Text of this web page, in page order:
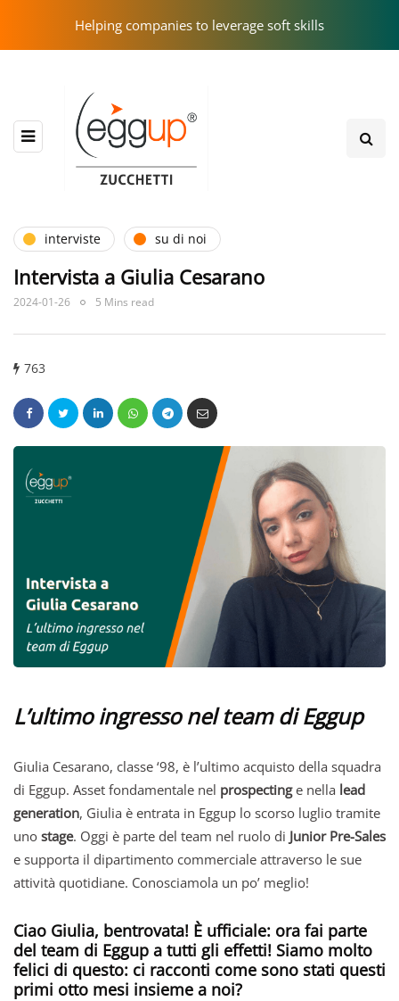
Helping companies to leverage soft skills
interviste su di noi
Intervista a Giulia Cesarano
2024-01-26 5 Mins read
763
L’ultimo ingresso nel team di Eggup
Giulia Cesarano, classe ‘98, è l’ultimo acquisto della squadra
di Eggup. Asset fondamentale nel prospectinge nella lead
generation, Giulia è entrata in Eggup lo scorso luglio tramite
uno stage. Oggi è parte del team nel ruolo di Junior Pre-Sales
e supporta il dipartimento commerciale attraverso le sue
attività quotidiane. Conosciamola un po’ meglio!
Ciao Giulia, bentrovata! È ufficiale: ora fai parte
del team di Eggup a tutti gli effetti! Siamo molto
felici di questo: ci racconti come sono stati questi
primi otto mesi insieme a noi?